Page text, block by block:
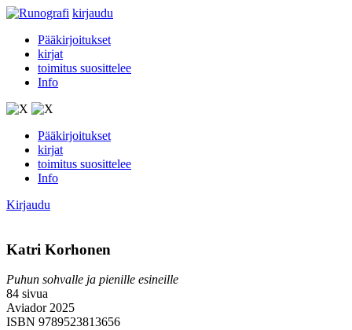
kirjaudu
Pääkirjoitukset
kirjat
toimitus suosittelee
Info
Pääkirjoitukset
kirjat
toimitus suosittelee
Info
Kirjaudu
Katri Korhonen
Puhun sohvalle ja pienille esineille
84 sivua
Aviador 2025
ISBN 9789523813656